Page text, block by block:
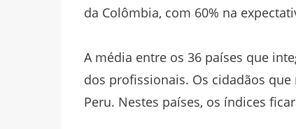
da Colômbia, com 60% na
A média entre os 36 países que
dos profissionais. Os cidadãos
Peru. Nestes países, os índices